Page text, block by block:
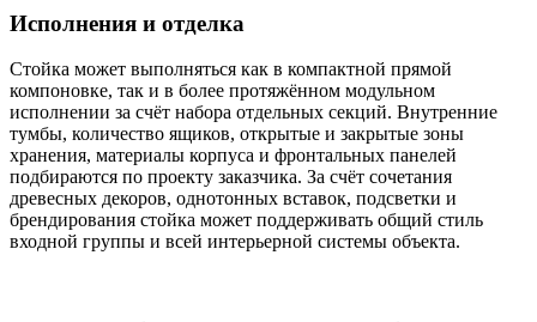
Исполнения и отделка
Стойка может выполняться как в компактной прямой
компоновке, так и в более протяжённом модульном
исполнении за счёт набора отдельных секций. Внутренние
тумбы, количество ящиков, открытые и закрытые зоны
хранения, материалы корпуса и фронтальных панелей
подбираются по проекту заказчика. За счёт сочетания
древесных декоров, однотонных вставок, подсветки и
брендирования стойка может поддерживать общий стиль
входной группы и всей интерьерной системы объекта.